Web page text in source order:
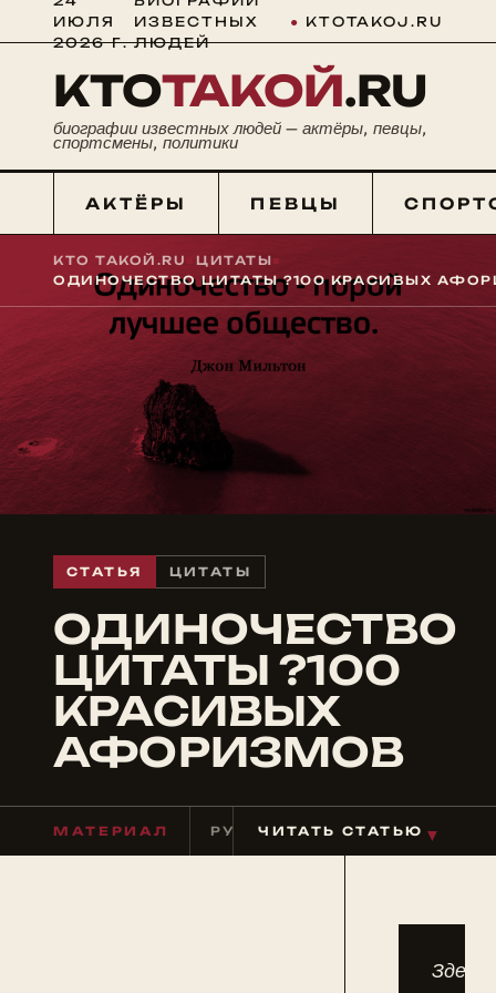
ИЮЛЯ
2026 Г.
ИЗВЕСТНЫХ
ЛЮДЕЙ
● KTOTAKOJ.RU
КТОТАКОЙ.RU
биографии известных людей — актёры, певцы,
спортсмены, политики
АКТЁРЫ ПЕВЦЫ
КТО ТАКОЙ.RU ЦИТАТЫ ■
СТАТЬЯ ЦИТАТЫ
ОДИНОЧЕСТВО
ЦИТАТЫ ?100
КРАСИВЫХ
АФОРИЗМОВ
МАТЕРИАЛ РУБРИКАЦИТАТЫ
ЧИТАТЬ СТАТЬЮ ▼
Здесь